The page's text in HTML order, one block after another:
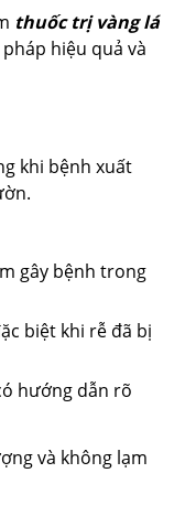
thuốc trị vàng lá
hiệu quả và
khi bệnh xuất
gây bệnh trong
biệt khi rễ đã bị
hướng dẫn rõ
và không lạm